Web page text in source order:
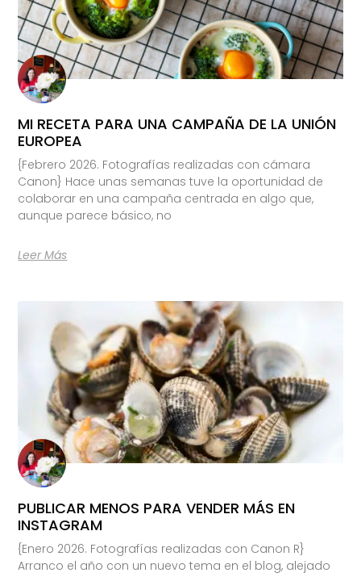
MI RECETA PARA UNA CAMPAÑA DE LA UNIÓN
EUROPEA
{Febrero 2026. Fotografías realizadas con cámara
Canon} Hace unas semanas tuve la oportunidad de
colaborar en una campaña centrada en algo que,
aunque parece básico, no
Leer Más
PUBLICAR MENOS PARA VENDER MÁS EN
INSTAGRAM
{Enero 2026. Fotografías realizadas con Canon R}
Arranco el año con un nuevo tema en el blog, alejado